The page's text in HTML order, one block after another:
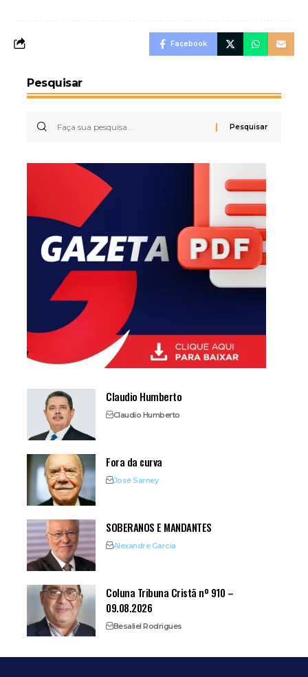
Facebook
Pesquisar
Claudio Humberto
Claudio Humberto
Fora da curva
José Sarney
SOBERANOS E MANDANTES
Alexandre Garcia
Coluna Tribuna Cristã nº 910 –
09.08.2026
Besaliel Rodrigues